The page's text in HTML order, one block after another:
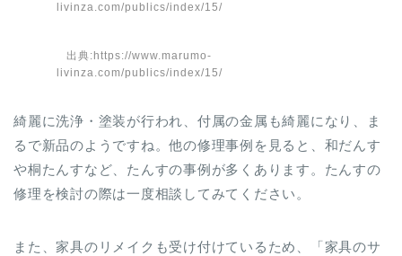
livinza.com/publics/index/15/
出典:https://www.marumo-
livinza.com/publics/index/15/
綺麗に洗浄・塗装が行われ、付属の金属も綺麗になり、ま
るで新品のようですね。他の修理事例を見ると、和だんす
や桐たんすなど、たんすの事例が多くあります。たんすの
修理を検討の際は一度相談してみてください。
また、家具のリメイクも受け付けているため、「家具のサ